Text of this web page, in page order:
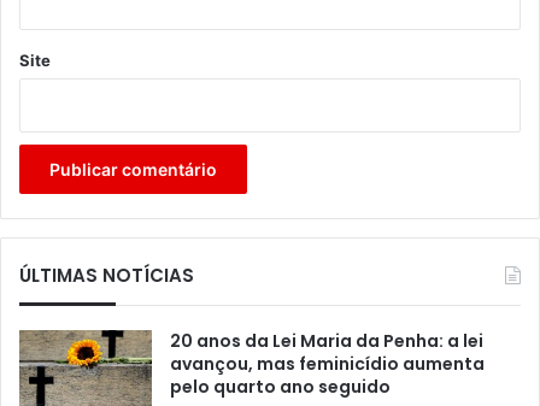
Site
ÚLTIMAS NOTÍCIAS
20 anos da Lei Maria da Penha: a lei
avançou, mas feminicídio aumenta
pelo quarto ano seguido